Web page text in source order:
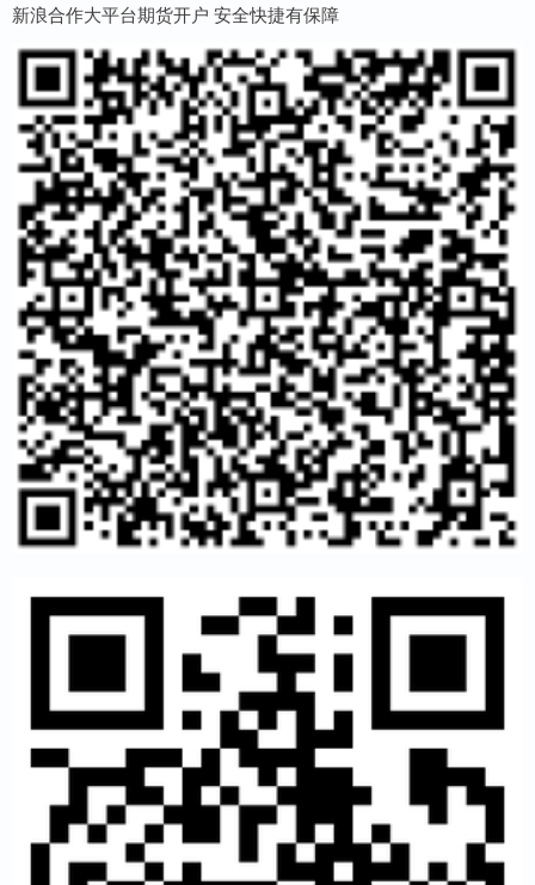
新浪合作大平台期货开户 安全快捷有保障